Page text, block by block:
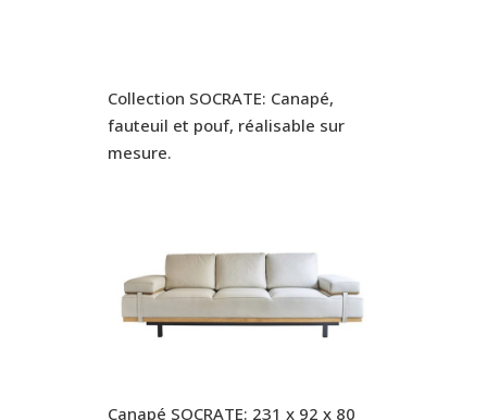
Collection SOCRATE: Canapé,
fauteuil et pouf, réalisable sur
mesure.
Canapé SOCRATE: 231 x 92 x 80